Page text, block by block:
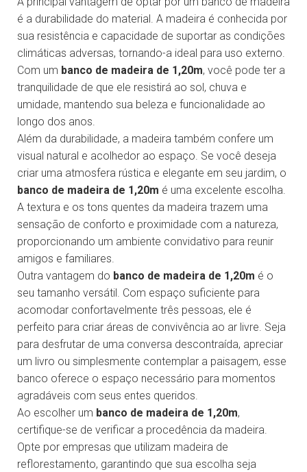
é a durabilidade do material. A madeira é conhecida por
sua resistência e capacidade de suportar as condições
climáticas adversas, tornando-a ideal para uso externo.
Com um banco de madeira de 1,20m, você pode ter a
tranquilidade de que ele resistirá ao sol, chuva e
umidade, mantendo sua beleza e funcionalidade ao
longo dos anos.
Além da durabilidade, a madeira também confere um
visual natural e acolhedor ao espaço. Se você deseja
criar uma atmosfera rústica e elegante em seu jardim, o
banco de madeira de 1,20m é uma excelente escolha.
A textura e os tons quentes da madeira trazem uma
sensação de conforto e proximidade com a natureza,
proporcionando um ambiente convidativo para reunir
amigos e familiares.
Outra vantagem do banco de madeira de 1,20m é o
seu tamanho versátil. Com espaço suficiente para
acomodar confortavelmente três pessoas, ele é
perfeito para criar áreas de convivência ao ar livre. Seja
para desfrutar de uma conversa descontraída, apreciar
um livro ou simplesmente contemplar a paisagem, esse
banco oferece o espaço necessário para momentos
agradáveis com seus entes queridos.
Ao escolher um banco de madeira de 1,20m,
certifique-se de verificar a procedência da madeira.
Opte por empresas que utilizam madeira de
reflorestamento, garantindo que sua escolha seja